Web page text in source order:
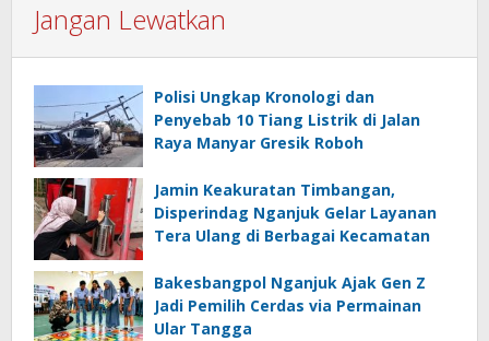
Jangan Lewatkan
Polisi Ungkap Kronologi dan
Penyebab 10 Tiang Listrik di Jalan
Raya Manyar Gresik Roboh
Jamin Keakuratan Timbangan,
Disperindag Nganjuk Gelar Layanan
Tera Ulang di Berbagai Kecamatan
Bakesbangpol Nganjuk Ajak Gen Z
Jadi Pemilih Cerdas via Permainan
Ular Tangga